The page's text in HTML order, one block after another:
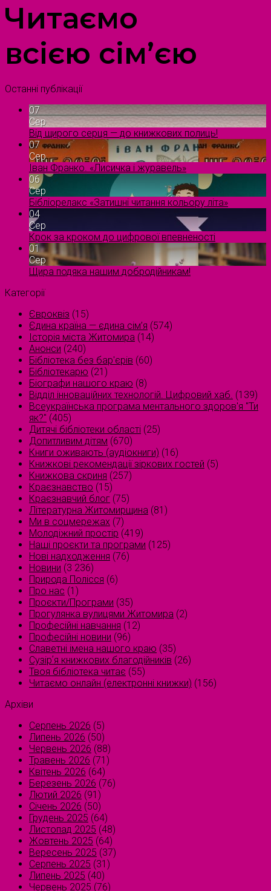
Читаємо
всією сім’єю
Останні публікації
07
Сер
Від щирого серця — до книжкових полиць!
07
Сер
Іван Франко. «Лисичка і журавель»
06
Сер
Бібліорелакс «Затишні читання кольору літа»
04
Сер
Крок за кроком до цифрової впевненості
01
Сер
Щира подяка нашим добродійникам!
Категорії
Євроквіз (15)
Єдина країна — єдина сім’я (574)
Історія міста Житомира (14)
Анонси (240)
Бібліотека без бар'єрів (60)
Бібліотекарю (21)
Біографи нашого краю (8)
Відділ інноваційних технологій. Цифровий хаб. (139)
Всеукраїнська програма ментального здоров'я "Ти
як?" (405)
Дитячі бібліотеки області (25)
Допитливим дітям (670)
Книги оживають (аудіокниги) (16)
Книжкові рекомендації зіркових гостей (5)
Книжкова скриня (257)
Краєзнавство (15)
Краєзнавчий блог (75)
Літературна Житомирщина (81)
Ми в соцмережах (7)
Молодіжний простір (419)
Наші проєкти та програми (125)
Нові надходження (76)
Новини (3 236)
Природа Полісся (6)
Про нас (1)
Проєкти/Програми (35)
Прогулянка вулицями Житомира (2)
Професійні навчання (12)
Професійні новини (96)
Славетні імена нашого краю (35)
Сузірʼя книжкових благодійників (26)
Твоя бібліотека читає (55)
Читаємо онлайн (електронні книжки) (156)
Архіви
Серпень 2026 (5)
Липень 2026 (50)
Червень 2026 (88)
Травень 2026 (71)
Квітень 2026 (64)
Березень 2026 (76)
Лютий 2026 (91)
Січень 2026 (50)
Грудень 2025 (64)
Листопад 2025 (48)
Жовтень 2025 (64)
Вересень 2025 (37)
Серпень 2025 (31)
Липень 2025 (40)
Червень 2025 (76)